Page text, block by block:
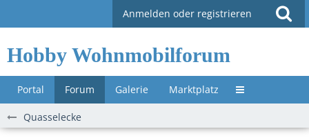
Anmelden oder registrieren
Hobby Wohnmobilforum
Portal Forum Galerie Marktplatz Untermenü »
Quasselecke